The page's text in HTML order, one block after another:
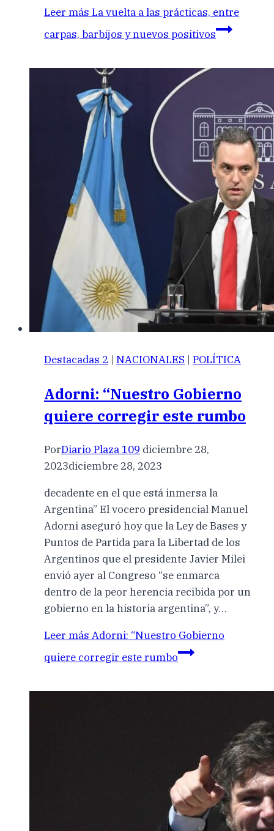
Leer más La vuelta a las prácticas, entre
carpas, barbijos y nuevos positivos
Destacadas 2 | NACIONALES | POLÍTICA
Adorni: “Nuestro Gobierno
quiere corregir este rumbo
PorDiario Plaza 109 diciembre 28,
2023diciembre 28, 2023
decadente en el que está inmersa la
Argentina” El vocero presidencial Manuel
Adorni aseguró hoy que la Ley de Bases y
Puntos de Partida para la Libertad de los
Argentinos que el presidente Javier Milei
envió ayer al Congreso “se enmarca
dentro de la peor herencia recibida por un
gobierno en la historia argentina”, y…
Leer más Adorni: “Nuestro Gobierno
quiere corregir este rumbo